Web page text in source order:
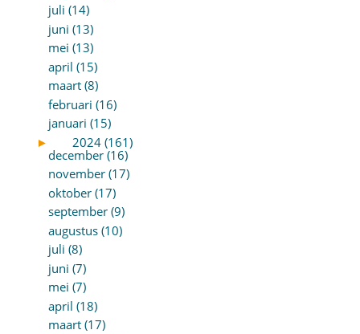
juli (14)
juni (13)
mei (13)
april (15)
maart (8)
februari (16)
januari (15)
►
2024 (161)
december (16)
november (17)
oktober (17)
september (9)
augustus (10)
juli (8)
juni (7)
mei (7)
april (18)
maart (17)